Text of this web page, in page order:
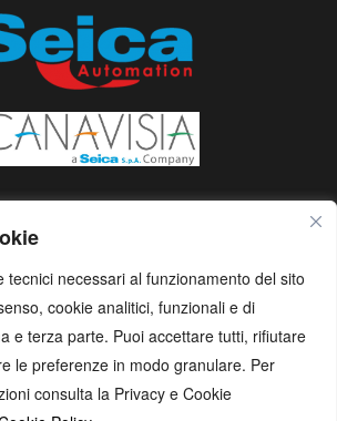
tecnici necessari al funzionamento del sito
cookie analitici, funzionali e di
e terza parte. Puoi accettare tutti, rifiutare
le preferenze in modo granulare. Per
consulta la Privacy e Cookie
Kennedy, 24 - 10019 STRAMBINO - (TO) -